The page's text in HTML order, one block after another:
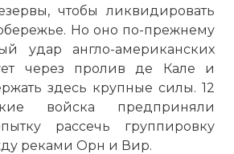
чтобы ликвидировать
Но оно по-прежнему
удар англо-американских
через пролив де Кале и
здесь крупные силы. 12
войска предприняли
рассечь группировку
реками Орн и Вир.